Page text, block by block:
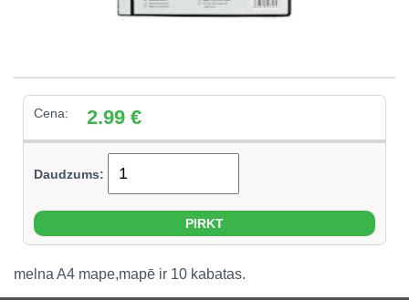
Cena: 2.99 €
Daudzums:
melna A4 mape,mapē ir 10 kabatas.